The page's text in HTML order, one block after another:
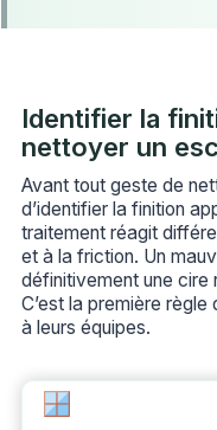
Identifier la
nettoyer un
Avant tout geste de
d’identifier la finition
traitement réagit
et à la friction. Un
définitivement une cire
C’est la première
à leurs équipes.